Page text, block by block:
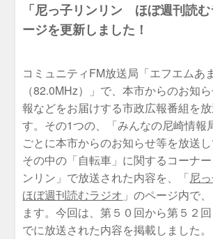
「尼っ子リンリン ほぼ週刊読
ージを更新しました！
コミュニティFM放送局「エフエムあ
（82.0MHz）」で、本市からのお知
報などをお届けする市政広報番組を
す。その1つの、「みんなの尼崎情報
ごとに本市からのお知らせ等を放送し
その中の「自転車」に関するコーナ
ンリン」で放送された内容を、「尼
ほぼ週刊読むラジオ 」のページ内で
ます。今回は、第５０回から第５２
でに放送された内容を掲載しました。